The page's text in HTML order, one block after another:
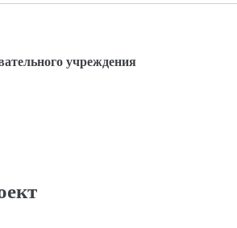
учреждения